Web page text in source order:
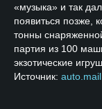
«музыка» и так
появиться позже,
тонны
партия из 100
экзотические
Источник: